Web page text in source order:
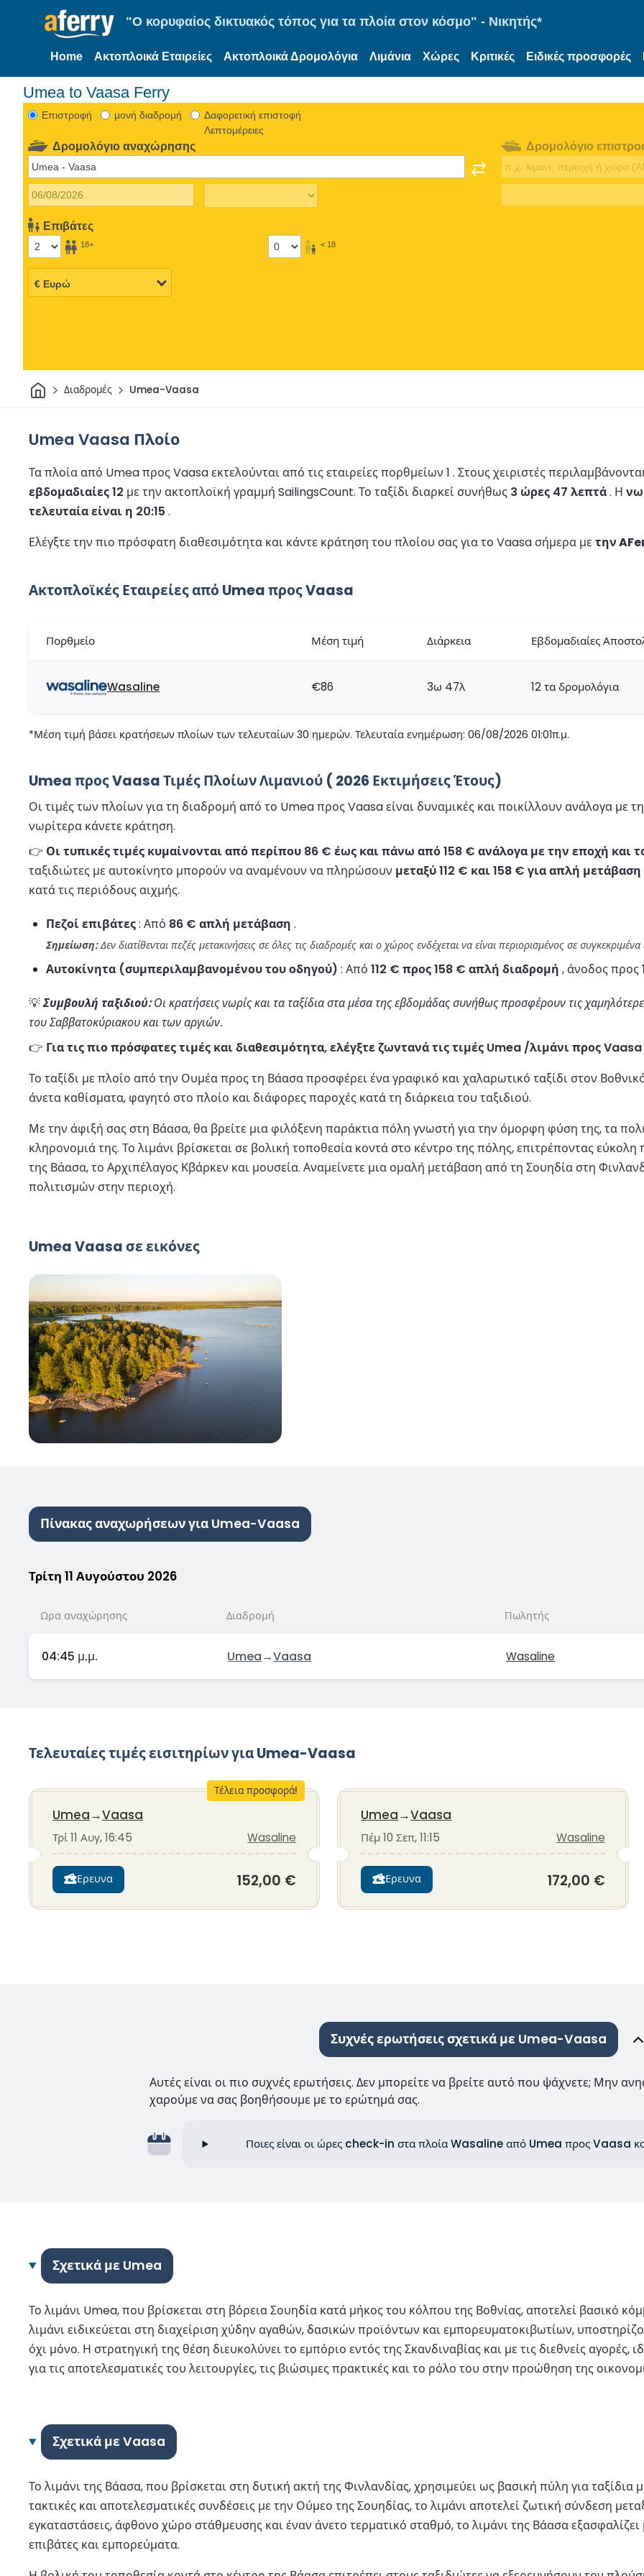
"Ο κορυφαίος δικτυακός τόπος για τα πλοία στον κόσμο" - Νικητής*
Home Ακτοπλοικά Εταιρείες Ακτοπλοικά Δρομολόγια Λιμάνια Χώρες Κριτικές Ειδικές προσφορές
Umea to Vaasa Ferry
Eπιστροφή μονή διαδρομή
Δαφορετική επιστοφή
Λεπτομέρειες
Δρομολόγιο αναχώρησης
Επιβάτες
18+ < 18
Δρομολόγιο
ΣπίτιΔιαδρομές Umea-Vaasa
Umea Vaasa Πλοίο
Τα πλοία από Umea προς Vaasa εκτελούνται από τις εταιρείες πορθμείων 1 . Στους χειριστές
εβδομαδιαίες 12 με την ακτοπλοϊκή γραμμή SailingsCount. Το ταξίδι διαρκεί συνήθως 3 ώρες 47 λεπτά. Η
τελευταία είναι η 20:15 .
Ελέγξτε την πιο πρόσφατη διαθεσιμότητα και κάντε κράτηση του πλοίου σας για το Vaasa σήμερα μετην
Ακτοπλοϊκές Εταιρείες από Umea προς Vaasa
Πορθμείο Μέση τιμή Διάρκεια Εβδομαδιαίες
Wasaline €86 3ω 47λ 12 τα δρομολόγια
*Μέση τιμή βάσει κρατήσεων πλοίων των τελευταίων 30 ημερών. Τελευταία ενημέρωση: 06/08/2026 01:01π.μ.
Umea προς Vaasa Τιμές Πλοίων Λιμανιού ( 2026 Εκτιμήσεις Έτους)
Οι τιμές των πλοίων για τη διαδρομή από το Umea προς Vaasa είναι δυναμικές και ποικίλλουν ανάλογα με
νωρίτερα κάνετε κράτηση.
👉 Οι τυπικές τιμές κυμαίνονται από περίπου 86 € έως και πάνω από 158 € ανάλογα με την εποχή και
ταξιδιώτες με αυτοκίνητο μπορούν να αναμένουν να πληρώσουν μεταξύ 112 € και 158 € για απλή μετάβαση
κατά τις περιόδους αιχμής.
Πεζοί επιβάτες: Από 86 € απλή μετάβαση .
Σημείωση:Δεν διατίθενται πεζές μετακινήσεις σε όλες τις διαδρομές και ο χώρος ενδέχεται να είναι περιορισμένος σε
Αυτοκίνητα (συμπεριλαμβανομένου του οδηγού) : Από 112 € προς 158 € απλή διαδρομή , άνοδος προς
💡Συμβουλή ταξιδιού:Οι κρατήσεις νωρίς και τα ταξίδια στα μέσα της εβδομάδας συνήθως προσφέρουν τις
του Σαββατοκύριακου και των αργιών.
👉 Για τις πιο πρόσφατες τιμές και διαθεσιμότητα, ελέγξτε ζωντανά τις τιμές Umea /λιμάνι προς Vaasa
Το ταξίδι με πλοίο από την Ουμέα προς τη Βάασα προσφέρει ένα γραφικό και χαλαρωτικό ταξίδι στον
άνετα καθίσματα, φαγητό στο πλοίο και διάφορες παροχές κατά τη διάρκεια του ταξιδιού.
Με την άφιξή σας στη Βάασα, θα βρείτε μια φιλόξενη παράκτια πόλη γνωστή για την όμορφη φύση της, τα
κληρονομιά της. Το λιμάνι βρίσκεται σε βολική τοποθεσία κοντά στο κέντρο της πόλης, επιτρέποντας
της Βάασα, το Αρχιπέλαγος Κβάρκεν και μουσεία. Αναμείνετε μια ομαλή μετάβαση από τη Σουηδία στη
πολιτισμών στην περιοχή.
Umea Vaasa σε εικόνες
Πίνακας αναχωρήσεων για Umea-Vaasa
Τρίτη 11 Αυγούστου 2026
Ωρα αναχώρησης Διαδρομή Πωλητής
04:45 μ.μ. Umea→Vaasa Wasaline
Τελευταίες τιμές εισιτηρίων για Umea-Vaasa
Τέλεια προσφορά!
Umea→Vaasa
Τρί 11 Αυγ, 16:45 Wasaline
Ερευνα 152,00 €
Umea→Vaasa
Πέμ 10 Σεπ, 11:15 Wasaline
Ερευνα 172,00 €
Συχνές ερωτήσεις σχετικά με Umea-Vaasa
Αυτές είναι οι πιο συχνές ερωτήσεις. Δεν μπορείτε να βρείτε αυτό που ψάχνετε; Μην
χαρούμε να σας βοηθήσουμε με το ερώτημά σας.
Ποιες είναι οι ώρες check-in στα πλοία Wasaline από Umea προς Vaasa
Σχετικά με Umea
Το λιμάνι Umea, που βρίσκεται στη βόρεια Σουηδία κατά μήκος του κόλπου της Βοθνίας, αποτελεί βασικό
λιμάνι ειδικεύεται στη διαχείριση χύδην αγαθών, δασικών προϊόντων και εμπορευματοκιβωτίων,
όχι μόνο. Η στρατηγική της θέση διευκολύνει το εμπόριο εντός της Σκανδιναβίας και με τις διεθνείς αγορές,
για τις αποτελεσματικές του λειτουργίες, τις βιώσιμες πρακτικές και το ρόλο του στην προώθηση της
Σχετικά με Vaasa
Το λιμάνι της Βάασα, που βρίσκεται στη δυτική ακτή της Φινλανδίας, χρησιμεύει ως βασική πύλη για
τακτικές και αποτελεσματικές συνδέσεις με την Ούμεο της Σουηδίας, το λιμάνι αποτελεί ζωτική σύνδεση
εγκαταστάσεις, άφθονο χώρο στάθμευσης και έναν άνετο τερματικό σταθμό, το λιμάνι της Βάασα εξασφαλίζει
επιβάτες και εμπορεύματα.